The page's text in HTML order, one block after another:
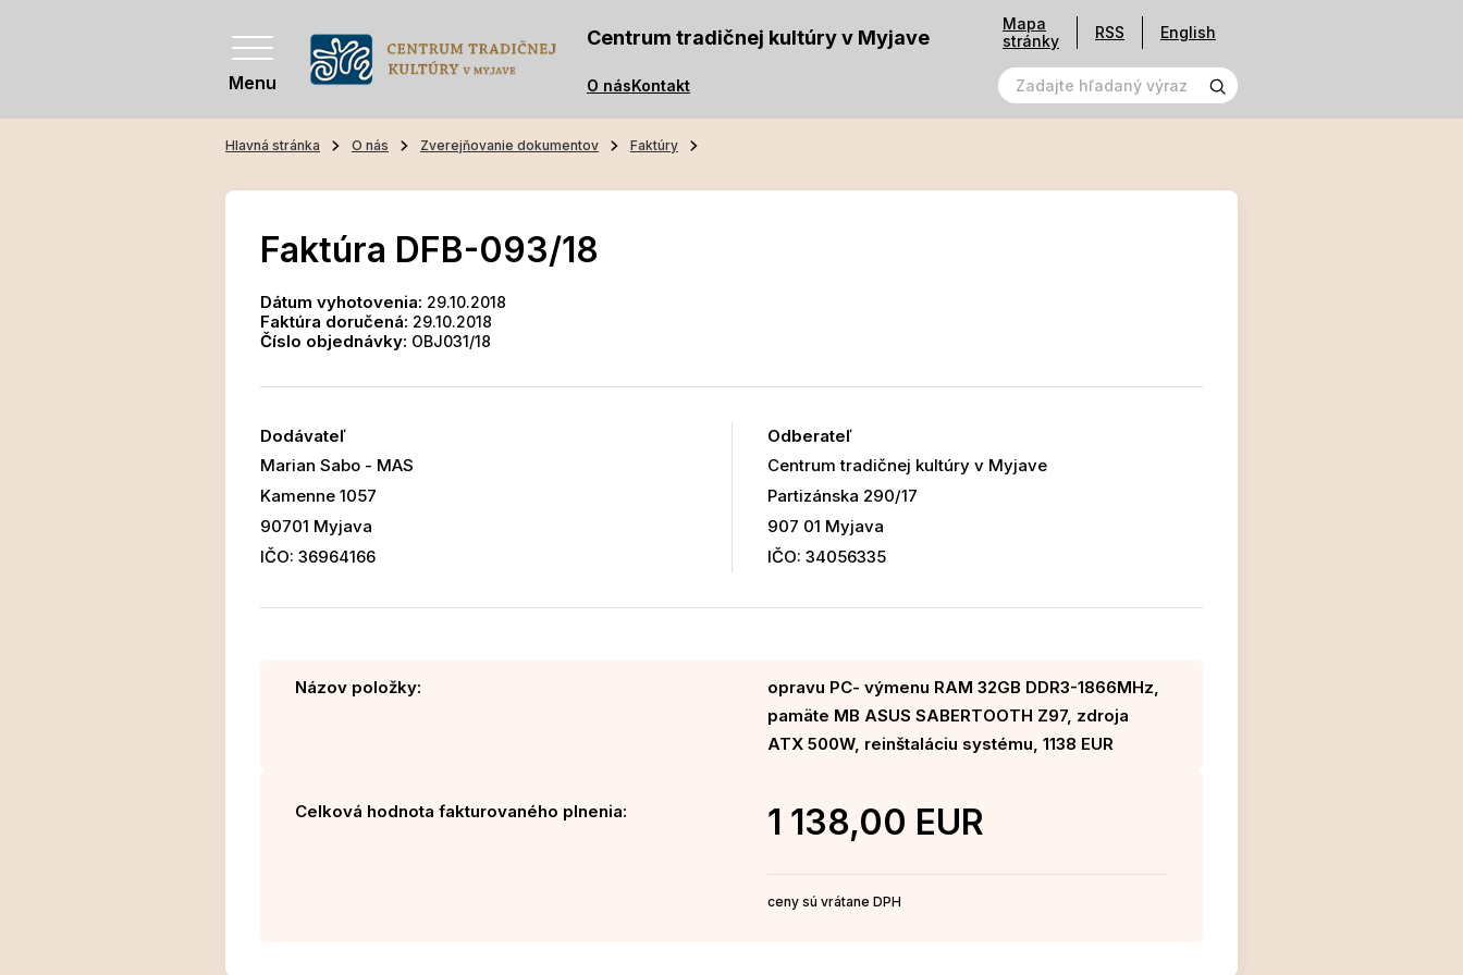
Menu
Centrum tradičnej kultúry v Myjave
O násKontakt
Mapa
stránky
RSS English
Hlavná stránka O nás Zverejňovanie dokumentov Faktúry
Faktúra DFB-093/18
Dátum vyhotovenia: 29.10.2018
Faktúra doručená: 29.10.2018
Číslo objednávky: OBJ031/18
Dodávateľ
Marian Sabo - MAS
Kamenne 1057
90701 Myjava
IČO: 36964166
Odberateľ
Centrum tradičnej kultúry v Myjave
Partizánska 290/17
907 01 Myjava
IČO: 34056335
Názov položky:
opravu PC- výmenu RAM 32GB DDR3-1866MHz,
pamäte MB ASUS SABERTOOTH Z97, zdroja
ATX 500W, reinštaláciu systému, 1138 EUR
Celková hodnota fakturovaného plnenia: 1 138,00 EUR
ceny sú vrátane DPH